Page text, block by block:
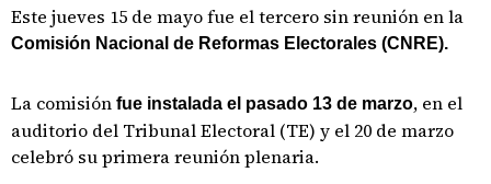
Este jueves 15 de mayo fue el tercero sin reunión en la
Comisión Nacional de Reformas Electorales (CNRE).
La comisión fue instalada el pasado 13 de marzo, en el
auditorio del Tribunal Electoral (TE) y el 20 de marzo
celebró su primera reunión plenaria.